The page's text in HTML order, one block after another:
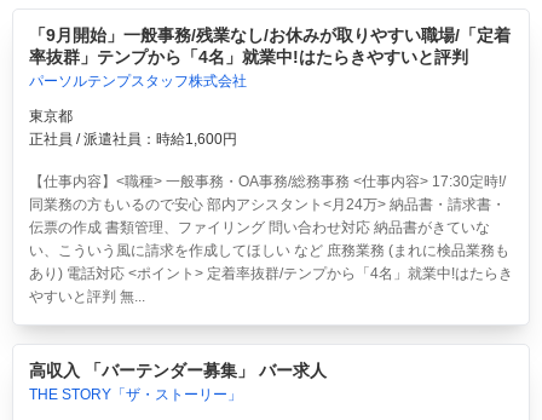
「9月開始」一般事務/残業なし/お休みが取りやすい職場/「定着
率抜群」テンプから「4名」就業中!はたらきやすいと評判
パーソルテンプスタッフ株式会社
東京都
正社員 / 派遣社員：時給1,600円
【仕事内容】<職種> 一般事務・OA事務/総務事務 <仕事内容> 17:30定時!/
同業務の方もいるので安心 部内アシスタント<月24万> 納品書・請求書・
伝票の作成 書類管理、ファイリング 問い合わせ対応 納品書がきていな
い、こういう風に請求を作成してほしい など 庶務業務 (まれに検品業務も
あり) 電話対応 <ポイント> 定着率抜群/テンプから「4名」就業中!はたらき
やすいと評判 無...
高収入 「バーテンダー募集」 バー求人
THE STORY「ザ・ストーリー」